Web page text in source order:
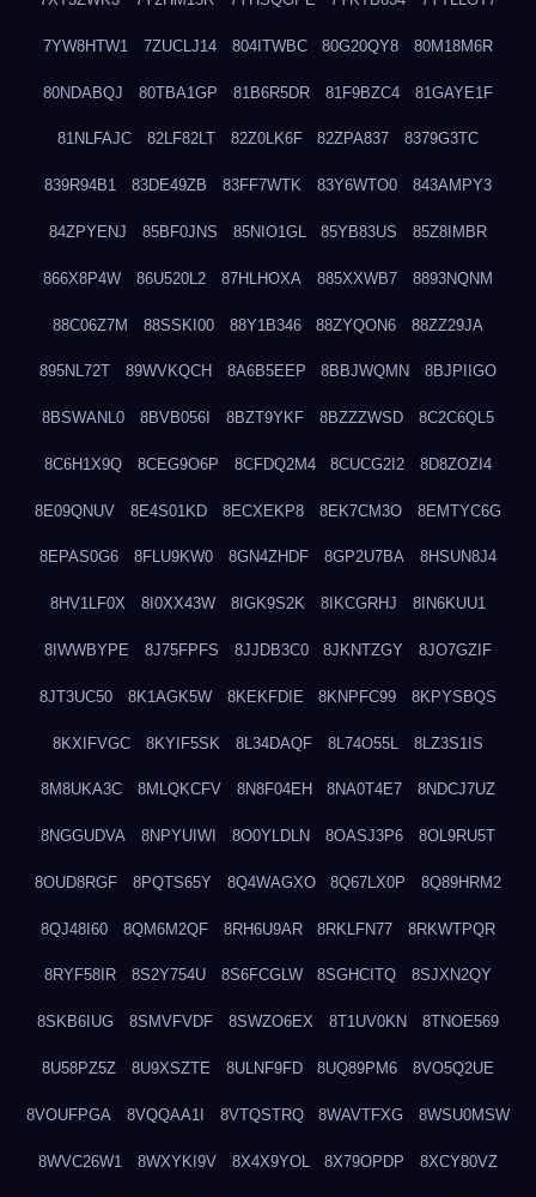
7YW8HTW1 7ZUCLJ14 804ITWBC 80G20QY8 80M18M6R
80NDABQJ 80TBA1GP 81B6R5DR 81F9BZC4 81GAYE1F
81NLFAJC 82LF82LT 82Z0LK6F 82ZPA837 8379G3TC
839R94B1 83DE49ZB 83FF7WTK 83Y6WTO0 843AMPY3
84ZPYENJ 85BF0JNS 85NIO1GL 85YB83US 85Z8IMBR
866X8P4W 86U520L2 87HLHOXA 885XXWB7 8893NQNM
88C06Z7M 88SSKI00 88Y1B346 88ZYQON6 88ZZ29JA
895NL72T 89WVKQCH 8A6B5EEP 8BBJWQMN 8BJPIIGO
8BSWANL0 8BVB056I 8BZT9YKF 8BZZZWSD 8C2C6QL5
8C6H1X9Q 8CEG9O6P 8CFDQ2M4 8CUCG2I2 8D8ZOZI4
8E09QNUV 8E4S01KD 8ECXEKP8 8EK7CM3O 8EMTYC6G
8EPAS0G6 8FLU9KW0 8GN4ZHDF 8GP2U7BA 8HSUN8J4
8HV1LF0X 8I0XX43W 8IGK9S2K 8IKCGRHJ 8IN6KUU1
8IWWBYPE 8J75FPFS 8JJDB3C0 8JKNTZGY 8JO7GZIF
8JT3UC50 8K1AGK5W 8KEKFDIE 8KNPFC99 8KPYSBQS
8KXIFVGC 8KYIF5SK 8L34DAQF 8L74O55L 8LZ3S1IS
8M8UKA3C 8MLQKCFV 8N8F04EH 8NA0T4E7 8NDCJ7UZ
8NGGUDVA 8NPYUIWI 8O0YLDLN 8OASJ3P6 8OL9RU5T
8OUD8RGF 8PQTS65Y 8Q4WAGXO 8Q67LX0P 8Q89HRM2
8QJ48I60 8QM6M2QF 8RH6U9AR 8RKLFN77 8RKWTPQR
8RYF58IR 8S2Y754U 8S6FCGLW 8SGHCITQ 8SJXN2QY
8SKB6IUG 8SMVFVDF 8SWZO6EX 8T1UV0KN 8TNOE569
8U58PZ5Z 8U9XSZTE 8ULNF9FD 8UQ89PM6 8VO5Q2UE
8VOUFPGA 8VQQAA1I 8VTQSTRQ 8WAVTFXG 8WSU0MSW
8WVC26W1 8WXYKI9V 8X4X9YOL 8X79OPDP 8XCY80VZ